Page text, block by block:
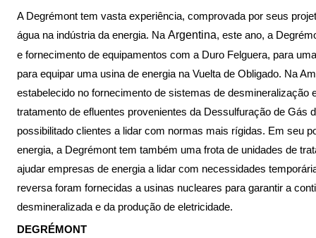
A Degrémont tem vasta experiência, comprovada por seus
água na indústria da energia. Na Argentina, este ano, a
e fornecimento de equipamentos com a Duro Felguera, para
para equipar uma usina de energia na Vuelta de Obligado. Na
estabelecido no fornecimento de sistemas de desmineralização
tratamento de efluentes provenientes da Dessulfuração de Gás
possibilitado clientes a lidar com normas mais rígidas. Em seu
energia, a Degrémont tem também uma frota de unidades de
ajudar empresas de energia a lidar com necessidades
reversa foram fornecidas a usinas nucleares para garantir a
desmineralizada e da produção de eletricidade.
DEGRÉMONT